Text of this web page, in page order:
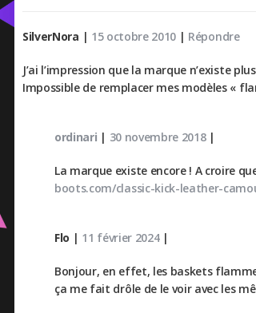
SilverNora | 15 octobre 2010 | Répondre
J’ai l’impression que la marque n’existe
Impossible de remplacer mes modèles «
ordinari | 30 novembre 2018|
La marque existe encore ! A croire
boots.com/classic-kick-leather-
Flo | 11 février 2024|
Bonjour, en effet, les baskets
ça me fait drôle de le voir avec les